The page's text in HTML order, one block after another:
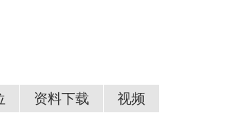
资料下载 视频